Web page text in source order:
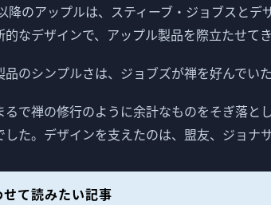
降のアップルは、スティーブ・ジョブスとデ
的なデザインで、アップル製品を際立たせてき
品のシンプルさは、ジョブズが禅を好んでい
るで禅の修行のように余計なものをそぎ落と
した。デザインを支えたのは、盟友、ジョナ
せて読みたい記事